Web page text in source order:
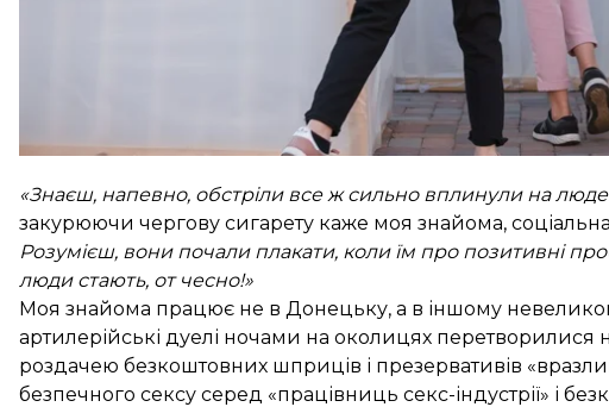
«Знаєш, напевно, обстріли все ж сильно вплинули на
закурюючи чергову сигарету каже моя знайома,
Розумієш, вони почали плакати, коли їм про позитивні
люди стають, от чесно!»
Моя знайома працює не в Донецьку, а в іншому
артилерійські дуелі ночами на околицях перетворилися
роздачею безкоштовних шприців і презервативів
безпечного сексу серед «працівниць секс-індустрії» і